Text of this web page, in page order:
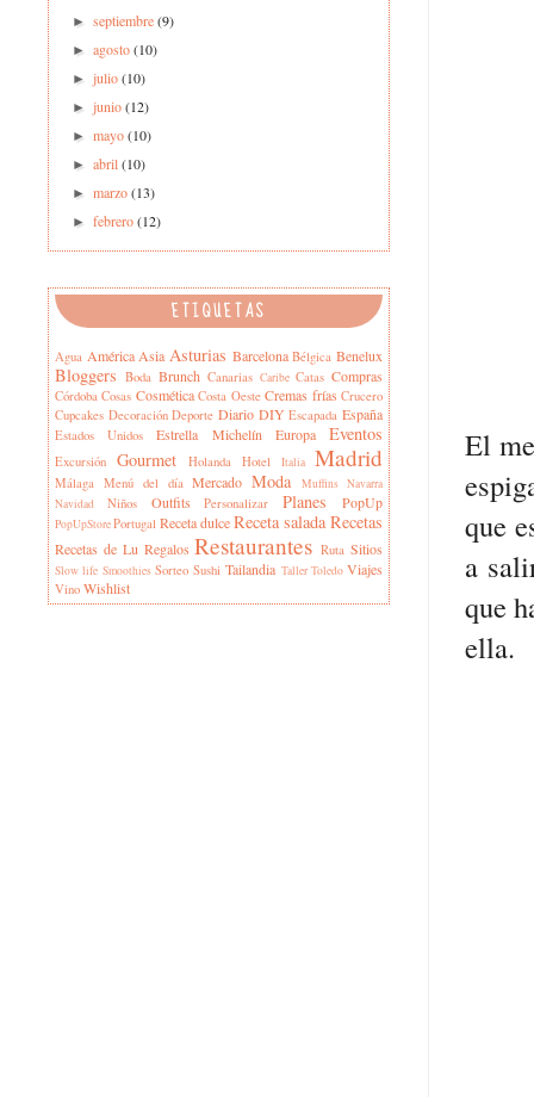
El
que
a
que
ella.
►septiembre(9)
►agosto(10)
►julio(10)
►junio(12)
►mayo(10)
►abril(10)
►marzo(13)
►febrero(12)
ETIQUETAS
Agua América Asia Asturias Barcelona Bélgica Benelux
Bloggers Boda Brunch Canarias Caribe Catas Compras
Córdoba Cosas Cosmética Costa Oeste Cremas frías Crucero
Cupcakes Decoración Deporte Diario DIY Escapada España
Estados Unidos Estrella Michelín Europa Eventos
Excursión Gourmet Holanda Hotel Italia Madrid
Málaga Menú del día Mercado Moda Muffins Navarra
Navidad
Niños Outfits Personalizar Planes PopUp
PopUpStorePortugal Receta dulceReceta salada Recetas
Recetas de Lu Regalos Restaurantes Ruta Sitios
Slow life Smoothies Sorteo Sushi Tailandia Taller Toledo Viajes
Vino Wishlist